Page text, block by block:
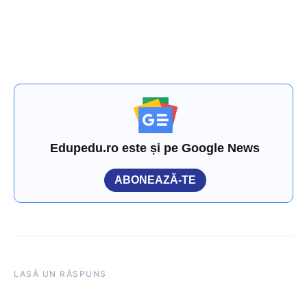
Edupedu.ro este și pe Google News
ABONEAZĂ-TE
LASĂ UN RĂSPUNS